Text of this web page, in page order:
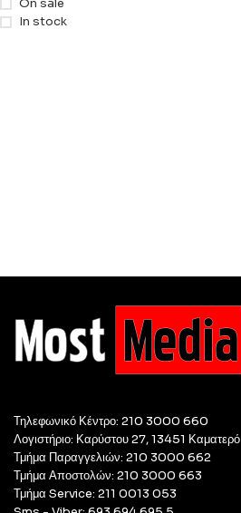
On sale
In stock
Τηλεφωνικό Κέντρο: 210 3000 660
Λογιστήριο: Καρύστου 27, 13451 Καματερό
Τμήμα Παραγγελιών: 210 3000 662
Τμήμα Αποστολών: 210 3000 663
Τμήμα Service: 211 0013 053